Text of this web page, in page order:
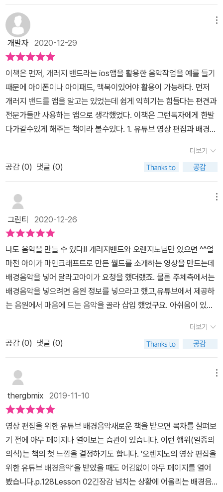
나 따라 할 수 있는 배경음악 만들기에서는 본격적으로직접 따라 하
면서 음악을 만들어 보는데요. 개러지 밴드이 화면 구성부터 버튼에
대한 기능들, 맥용 개러지 밴드의 주요 기능, 작업 과정에 따른 개러지
밴드 사용환경 선택, 샘플링 섞어보기 등 기본기부터 시작해서 장르
별 실전 배경 음악을 만들어보는 실습까지 진행합니다.PART 3 연주
를 가미하여 본격적으로 작곡하기에서는 작곡을 위해꼭 알아야 하는
음악 이론, ‘Happy birthday to you’에 코드 입히기, 편곡 심화와
믹싱에 대한 이야기를 합니다. 작곡에서는 음악의 3요소인 리듬, 멜
로디, 하모니는무엇이며, 어떤 역할을 하는지 설명합니다.작곡 연습
배울 수 있습니다. 유튜브 오렌지노OranJino 채널( https://www.
youtube.com/user/jinosori )에서도 많은 정보를 얻을 수 있습니
다.
나 이미지 사용 관련한 저작권 이슈가 있었는데요, 음악 역시 무단으
로 사용하게 되면 저작권 침해로 힘들 게 만든 콘텐츠를 내려야 하거
나, 최악의 경우 민·형사상 소송까지 이어질 수 있으므로 주의해야 합
니다.저 역시 음원 사용(저작권) 문제가 영상 콘텐츠 제작이 늦어지는
주된 이유 중 하나였기에, 제이펍에서 출간된 '오렌지노의 영상 편집
을 위한 유튜브 배경음악'이 퍽 반가웠습니다. 무료 음원에 한계를 느
끼신 유튜버 혹은 유료 음원 사용이 부담스럽거나, 음악 만들기에 관
심이 있는 초보자들에게 많은 도움이 될 것 같아요. 개성 있는(개취
저격!) 일러스트의 직관적인 표지 디자인도 인상적이고, 올 컬러로 지
루함 없이 개러지밴드의 인터페이스도 빠르게 익숙해지는 느낌입니
다. 유튜브 생태계 경쟁은 치열해졌습니다. … 아직까지 영상 음악 제
작, 3D 모션 그래픽 등의 분야는 크게 대중화되지 않은 분야이므로
입니다. 차례(목차)만 잘 살펴보아도 그 책의 절반 정도는 읽은 것과
마찬가지라고 생각하거든요. 그래서 차례의 흐름이 좋은 책을 만나면
완독하기 전부터 만족도가 높아지곤 합니다. 이 책은 저작권 문제 등
초보 유튜버들에게 도움이 될 만한 정보와, 개러지밴드의 기본 사용
법부터 배경음악, 코드, 악기 사용 및 편집, 믹싱에 이르는 과정으로
진행되고 있습니다.맥과 아이패드(또는 아이폰)에서 개러지밴드의
인터페이스가 조금씩 달라지는 점까지 고려하여 설명하고 있기 때문
에 독자가 주로 사용하는 환경에 맞춰 익힐 수 있습니다. 코드를 잡고,
어렵게 느껴질 수 있는 부분들인데요, 이론과 실습이 잘 어우러져 초
보자도 부담 없이 따라 할 수 있을 것 같습니다.크리에이티브 또는 에
디터처럼 체계적인 환경에서 작업을 진행하는 것이 아닌 1인 창작자
로서의 유튜버들에게, 보다 풍성한 콘텐츠 제작을 도와줄 수 있는 책
이라 생각됩니다. 단, 음악적 감각과 센스는 각자의 몫이겠지요~음악
에 관심이 많은 분들(맥 또는 아이폰/아이패드 사용자)에게 추천할
만한 책입니다. 콘텐츠에 한계를 느끼셨거나 보다 풍성한 창작물을
원하신다면 이 책을 통해 개러지밴드 음악 만들기에 도전해보세요!
개발자 2020-12-29
이책은 먼저, 개러지 밴드라는 ios앱을 활용한 음악작업을 예를 들기
때문에 아이폰이나 아이패드, 맥북이있어야 활용이 가능하다. 먼저
개러지 밴드를 앱을 알고는 있었는데 쉽게 익히기는 힘들다는 편견과
전문가들만 사용하는 앱으로 생각했었다. 이책은 그런독자에게 한발
다가갈수있게 해주는 책이라 볼수있다. ​1. 유튜브 영상 편집과 배경음
루고 있다. 2. 누구나 따라할수있는 배경음악 만들기. 해당부분은 개
러지 밴드의 주요기능과 화면을 익히는 내용을 다루고 있다. 3. 연주
를 가미하여 본격적으로 작곡하기. 해당부분은 작곡/편곡에 대한 이
론과 좀더 전문가적인 작업을 하는 내용을 다루고 있다. ​1. 유튜브 영
상 편집과 배경음악 그리고 저작권사실 이책을 접해야되는 가장 중요
한 이유는 음원을 잘못 상업적으로 이용했다간 많은 문제가 생길수
있고, 저작권에 문제가없는 부분에서는 많은 제약이 있을수 밖에없
다. 이책을 접해야 하는 가장 큰이유는 음원샘플들을 사용할수있고,
조합을 통해 새롭게 창작한 곡을 저작권에 문제가 없이 사용가능하다
는 부분에 있다. ​2. 누구나 따라할수있는 배경음악 만들기. 사용방법
을 조금씩 익혀나가는 단계를 책에서 다루고있다. 일단 처음에는 ?
버튼을 누르면 도움말이 표시가 되는데 도움말을 표시한 상태에서 익
히는것이 가장 많이 도움이 됬다. 드럼 설명부분사실 음악에 대해 지
식이 전무한 상태에서 이책을 본다고 연주를 할수있을까 하는 생각도
여 본격적으로 작곡하기. 꼭익혀야되는 기본적인 음악적 지식은 책에
다루고있고, 자세한 셋팅방법도 나와있어 매우 유익했다. ​요약이책은
일단 기본적으로, 애플앱인 개러지밴드로 음원을 만드는 방법을 다루
고있기 때문에 꼭 아이패드나, 아이폰이있어야 한다. 그리고 솔직히
상당내용은 맥북도 있어야 한다. 편집을 잘 하기위해서는 맥북이 필
요해 보였다. ​이책을 한번 흝어본다고 바로 멋진 배경음악을 만들수
있는건 아니었다. 하지만, 부지런히 연습하고 실력을 갈고 닦는다면
멋진 음악들을 많이 창작할수 있는 방법을 제시하고 있는 책이었다.
더보기
공감 (0) 댓글 (0)
그린티 2020-12-26
나도 음악을 만들 수 있다!! 개러지밴드와 오렌지노님만 있으면 ^^얼
마전 아이가 마인크래프트로 만든 월드를 소개하는 영상을 만드는데
배경음악을 넣어 달라고아이가 요청을 했더랬죠. 물론 주체측에서는
배경음악을 넣으려면 음원 정보를 넣으라고 했고,유튜브에서 제공하
는 음원에서 마음에 드는 음악을 골라 삽입 했었구요. 아쉬움이 있었
튜브라는 공간에서 수많은 영상이 올라오고 배경음악이 빠져 있는 영
상은 찾기 어려울정도입니다. 당연히 저작권 관련 문제도 많을 테구
요.이번에 새롭게 알게된 개러지밴드 활용 도서입니다.아이폰, 아이
패드를 사용하는 저에게 개러지밴드 라는 앱은 사실 저기 한귀퉁이
이폰SE 2, 10년 넘은 아이패드 2 에서 개러지 밴드를 준비해서 배워
봅니다.이번 리뷰를 통해서 음악이라면 초등학교때 해본 실로폰, 리
코더가 다인 저에게꽤나 어렵기도 재미있는 시도 였습니다.피아노를
배우는 딸과 함께 책을 한번 쓱 본 후 오렌지노 님의 유튜브 채널을 방
문 했습니다.이런 가이드 책은 일단 한번 해보는게 중요하니까요.마
침 채널에 아이와 제가 함께 요즘 좋아하는 '아무노래' 만들기가 있는
겁니다. 신나신나 ^^신나게 아이와 함께 따라 했봤습니다. 각종 옵션
더보기
공감 (0) 댓글 (0)
thergbmix 2019-11-10
영상 편집을 위한 유튜브 배경음악새로운 책을 받으면 목차를 살펴보
기 전에 아무 페이지나 열어보는 습관이 있습니다. 이런 행위(일종의
의식)는 책의 첫 느낌을 결정하기도 합니다. '오렌지노의 영상 편집을
위한 유튜브 배경음악'을 받았을 때도 어김없이 아무 페이지를 열어
봤습니다.p.128Lesson 02긴장감 넘치는 상황에 어울리는 배경음